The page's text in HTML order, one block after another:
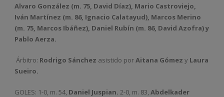
Alvaro González (m. 75, David Díaz), Mario Castroviejo,
Iván Martínez (m. 86, Ignacio Calatayud), Marcos Merino
(m. 75, Marcos Ibáñez), Daniel Rubín (m. 86, David Azofra) y
Pablo Aerza.
Árbitro: Rodrigo Sánchez asistido porAitana Gómez y Laura
Sueiro.
GOLES: 1-0, m. 54, Daniel Juspian. 2-0, m. 83, Abdelkader